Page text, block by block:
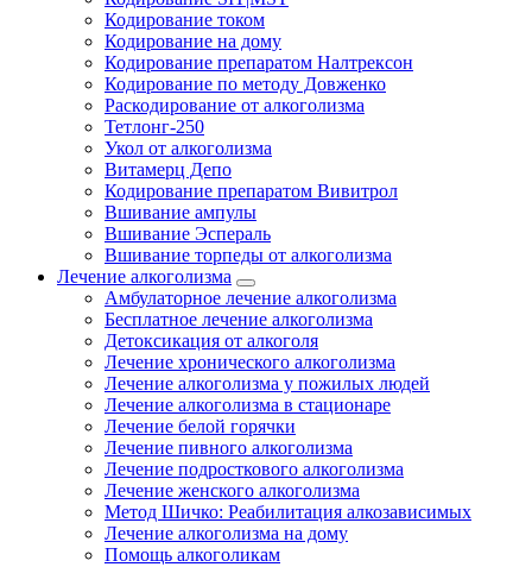
Кодирование током
Кодирование на дому
Кодирование препаратом Налтрексон
Кодирование по методу Довженко
Раскодирование от алкоголизма
Тетлонг-250
Укол от алкоголизма
Витамерц Депо
Кодирование препаратом Вивитрол
Вшивание ампулы
Вшивание Эспераль
Вшивание торпеды от алкоголизма
Лечение алкоголизма
Амбулаторное лечение алкоголизма
Бесплатное лечение алкоголизма
Детоксикация от алкоголя
Лечение хронического алкоголизма
Лечение алкоголизма у пожилых людей
Лечение алкоголизма в стационаре
Лечение белой горячки
Лечение пивного алкоголизма
Лечение подросткового алкоголизма
Лечение женского алкоголизма
Метод Шичко: Реабилитация алкозависимых
Лечение алкоголизма на дому
Помощь алкоголикам